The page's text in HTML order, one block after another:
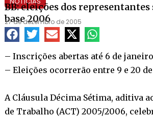
BB: eleições dos
base 2006
27 de dezembro de 2005
– Inscrições abertas até 6 de
– Eleições ocorrerão entre 9 e 20
A Cláusula Décima Sétima, aditiva
de Trabalho (ACT) 2005/2006,